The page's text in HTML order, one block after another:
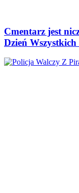
Cmentarz jest
Dzień